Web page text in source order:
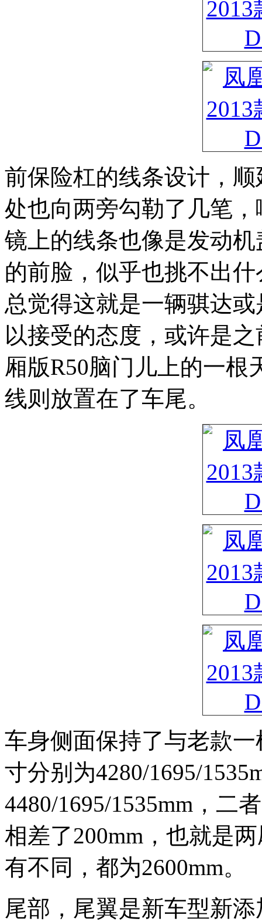
前保险杠的线条设计，
处也向两旁勾勒了几笔
镜上的线条也像是发动
的前脸，似乎也挑不出
总觉得这就是一辆骐达
以接受的态度，或许是
厢版R50脑门儿上的一根
线则放置在了车尾。
车身侧面保持了与老款
寸分别为4280/1695/
4480/1695/1535mm，二
相差了200mm，也就是
有不同，都为2600mm。
尾部，尾翼是新车型新